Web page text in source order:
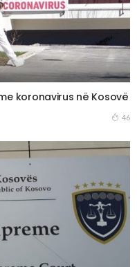
koronavirus në Kosovë
46